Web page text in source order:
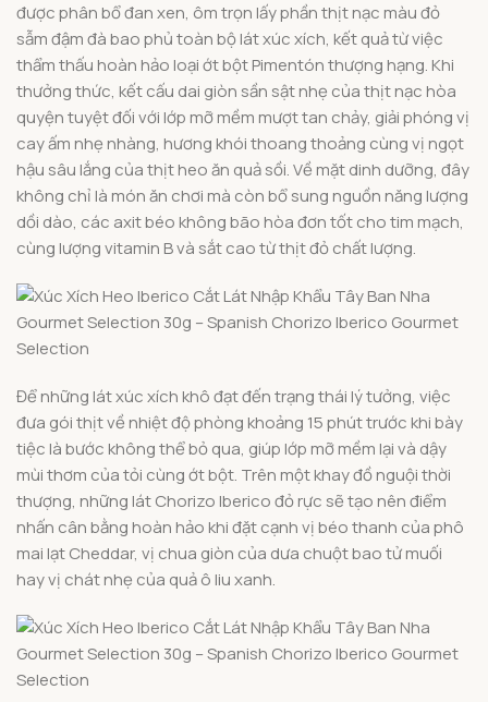
được phân bổ đan xen, ôm trọn lấy phần thịt nạc màu đỏ
sẫm đậm đà bao phủ toàn bộ lát xúc xích, kết quả từ việc
thẩm thấu hoàn hảo loại ớt bột Pimentón thượng hạng. Khi
thưởng thức, kết cấu dai giòn sần sật nhẹ của thịt nạc hòa
quyện tuyệt đối với lớp mỡ mềm mượt tan chảy, giải phóng vị
cay ấm nhẹ nhàng, hương khói thoang thoảng cùng vị ngọt
hậu sâu lắng của thịt heo ăn quả sồi. Về mặt dinh dưỡng, đây
không chỉ là món ăn chơi mà còn bổ sung nguồn năng lượng
dồi dào, các axit béo không bão hòa đơn tốt cho tim mạch,
cùng lượng vitamin B và sắt cao từ thịt đỏ chất lượng.
Để những lát xúc xích khô đạt đến trạng thái lý tưởng, việc
đưa gói thịt về nhiệt độ phòng khoảng 15 phút trước khi bày
tiệc là bước không thể bỏ qua, giúp lớp mỡ mềm lại và dậy
mùi thơm của tỏi cùng ớt bột. Trên một khay đồ nguội thời
thượng, những lát Chorizo Iberico đỏ rực sẽ tạo nên điểm
nhấn cân bằng hoàn hảo khi đặt cạnh vị béo thanh của phô
mai lạt Cheddar, vị chua giòn của dưa chuột bao tử muối
hay vị chát nhẹ của quả ô liu xanh.